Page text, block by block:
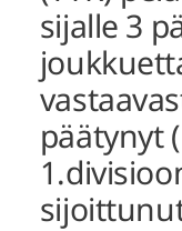
sijalle 3
päätynyt